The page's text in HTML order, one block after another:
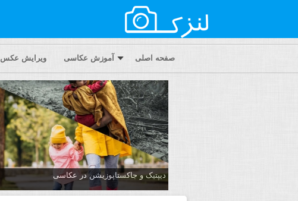
صفحه اصلی آموزش عکاسی ویرایش عکس
دیپتیک و جاکستا‌پوزیشن در عکاسی